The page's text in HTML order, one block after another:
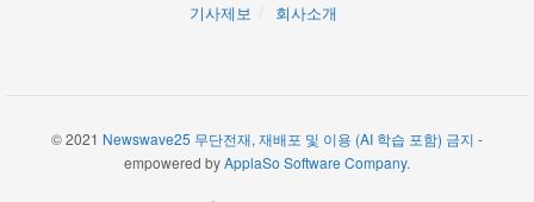
기사제보 회사소개
© 2021 Newswave25 무단전재, 재배포 및 이용 (AI 학습 포함) 금지 -
empowered byApplaSo Software Company.